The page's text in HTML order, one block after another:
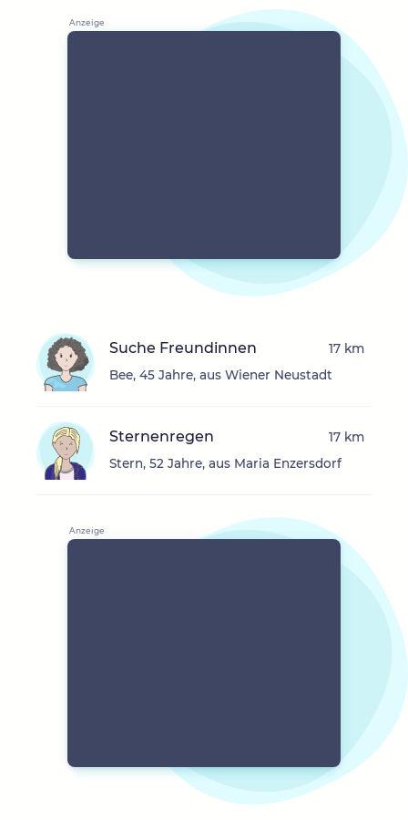
Suche Freundinnen
Bee, 45 Jahre, aus Wiener Neustadt
17 km
Sternenregen
Stern, 52 Jahre, aus Maria Enzersdorf
17 km